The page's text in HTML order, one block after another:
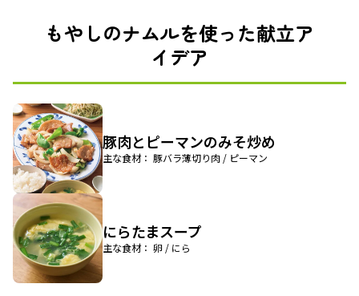
もやしのナムルを使った献立ア
イデア
豚肉とピーマンのみそ炒め
主な食材： 豚バラ薄切り肉 / ピーマン
にらたまスープ
主な食材： 卵 / にら